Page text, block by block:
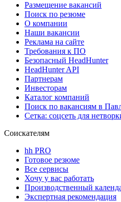
Размещение вакансий
Поиск по резюме
О компании
Наши вакансии
Реклама на сайте
Требования к ПО
Безопасный HeadHunter
HeadHunter API
Партнерам
Инвесторам
Каталог компаний
Поиск по вакансиям в
Сетка: соцсеть для
Соискателям
hh PRO
Готовое резюме
Все сервисы
Хочу у вас работать
Производственный
Экспертная рекомендация